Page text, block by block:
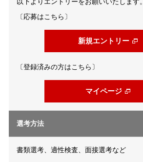
〔応募はこちら〕
新規エントリー
〔登録済みの方はこちら〕
マイページ
選考方法
書類選考、適性検査、面接選考など